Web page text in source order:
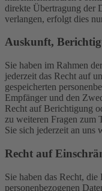
direkte Übertragung der
verlangen, erfolgt dies
Auskunft,
Sie haben im Rahmen
jederzeit das Recht auf
gespeicherten
Empfänger und den
Recht auf Berichtigung
zu weiteren Fragen zum
Sie sich jederzeit an uns
Recht auf
Sie haben das Recht,
personenbezogenen